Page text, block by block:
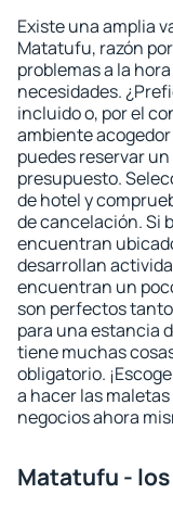
Existe una amplia
Matatufu, razón
problemas a la
necesidades.
incluido o, por el
ambiente
puedes reservar
presupuesto.
de hotel y
de cancelación. Si
encuentran
desarrollan
encuentran un
son perfectos
para una estancia
tiene muchas
obligatorio.
a hacer las
negocios ahora
Matatufu -